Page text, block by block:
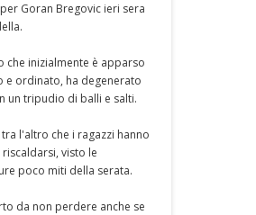
Goran Bregovic ieri sera
che inizialmente è apparso
e ordinato, ha degenerato
un tripudio di balli e salti.
l'altro che i ragazzi hanno
visto le
poco miti della serata.
da non perdere anche se